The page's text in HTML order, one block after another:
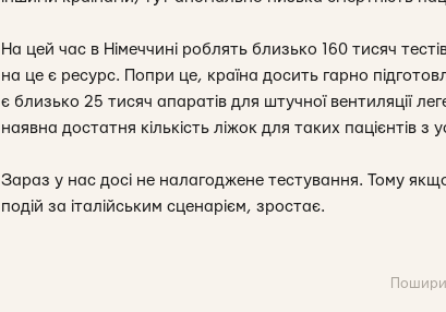
На цей час в Німеччині роблять близько 160 тисяч
на це є ресурс. Попри це, країна досить гарно
є близько 25 тисяч апаратів для штучної вентиляції
наявна достатня кількість ліжок для таких пацієнтів
Зараз у нас досі не налагоджене тестування. Тому
подій за італійським сценарієм, зростає.